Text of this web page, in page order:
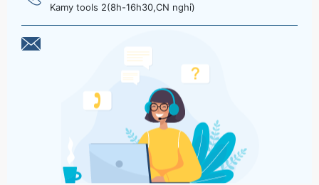
Kamy tools 2(8h-16h30,CN nghỉ)